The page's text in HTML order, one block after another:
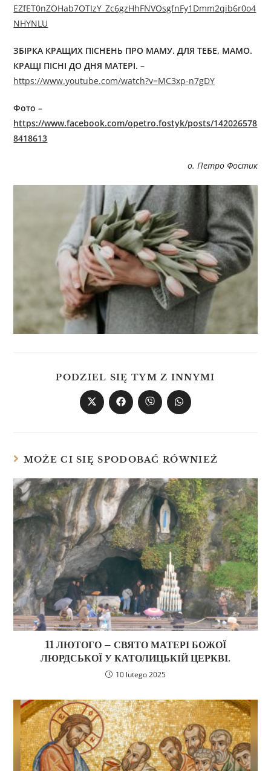
EZfET0nZOHab7OTIzY_Zc6gzHhFNVOsgfnFy1Dmm2qib6r0o4
NHYNLU
ЗБІРКА КРАЩИХ ПІСНЕНЬ ПРО МАМУ. ДЛЯ ТЕБЕ, МАМО.
КРАЩІ ПІСНІ ДО ДНЯ МАТЕРІ. –
https://www.youtube.com/watch?v=MC3xp-n7gDY
Фото –
https://www.facebook.com/opetro.fostyk/posts/142026578
8418613
о. Петро Фостик
PODZIEL SIĘ TYM Z INNYMI
MOŻE CI SIĘ SPODOBAĆ RÓWNIEŻ
11 ЛЮТОГО – СВЯТО МАТЕРІ БОЖОЇ
ЛЮРДСЬКОЇ У КАТОЛИЦЬКІЙ ЦЕРКВІ.
10 lutego 2025